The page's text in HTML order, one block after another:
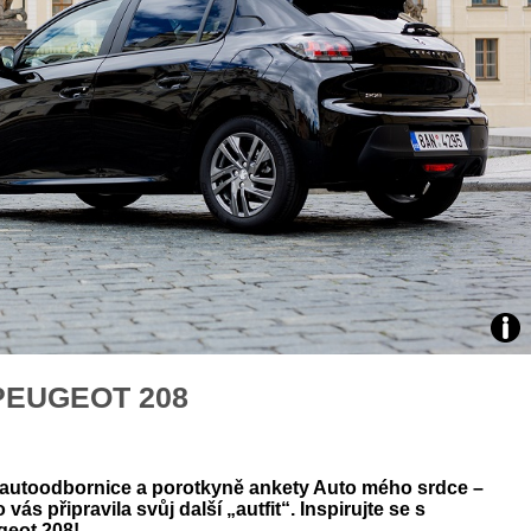
Zdroj:
208
a porotkyně ankety Auto mého srdce –
vás připravila svůj další „autfit“. Inspirujte se s
správného poutání
autosedačky
stručně o autosedačkách
Zabavte děti na cestách
překvapivé rady pro